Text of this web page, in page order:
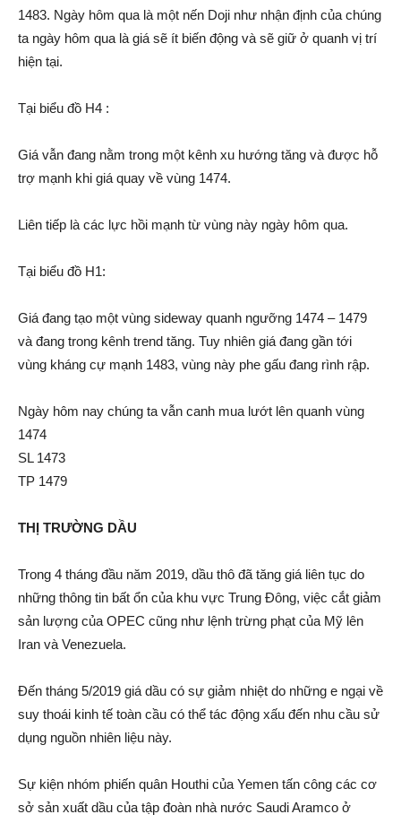
1483. Ngày hôm qua là một nến Doji như nhận định của chúng
ta ngày hôm qua là giá sẽ ít biến động và sẽ giữ ở quanh vị trí
hiện tại.
Tại biểu đồ H4 :
Giá vẫn đang nằm trong một kênh xu hướng tăng và được hỗ
trợ mạnh khi giá quay về vùng 1474.
Liên tiếp là các lực hồi mạnh từ vùng này ngày hôm qua.
Tại biểu đồ H1:
Giá đang tạo một vùng sideway quanh ngưỡng 1474 – 1479
và đang trong kênh trend tăng. Tuy nhiên giá đang gần tới
vùng kháng cự mạnh 1483, vùng này phe gấu đang rình rập.
Ngày hôm nay chúng ta vẫn canh mua lướt lên quanh vùng
1474
SL 1473
TP 1479
THỊ TRƯỜNG DẦU
Trong 4 tháng đầu năm 2019, dầu thô đã tăng giá liên tục do
những thông tin bất ổn của khu vực Trung Đông, việc cắt giảm
sản lượng của OPEC cũng như lệnh trừng phạt của Mỹ lên
Iran và Venezuela.
Đến tháng 5/2019 giá dầu có sự giảm nhiệt do những e ngại về
suy thoái kinh tế toàn cầu có thể tác động xấu đến nhu cầu sử
dụng nguồn nhiên liệu này.
Sự kiện nhóm phiến quân Houthi của Yemen tấn công các cơ
sở sản xuất dầu của tập đoàn nhà nước Saudi Aramco ở